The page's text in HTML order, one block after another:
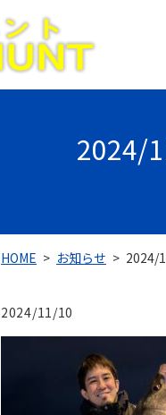
2024/
HOME お知らせ 2024/
2024/11/10